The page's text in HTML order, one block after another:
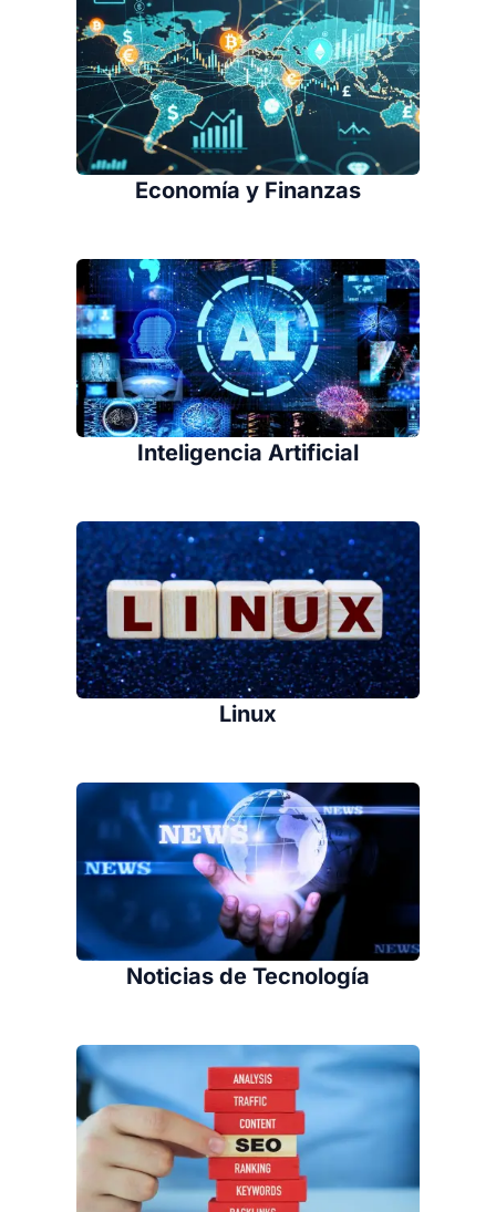
Economía y Finanzas
Inteligencia Artificial
Linux
Noticias de Tecnología